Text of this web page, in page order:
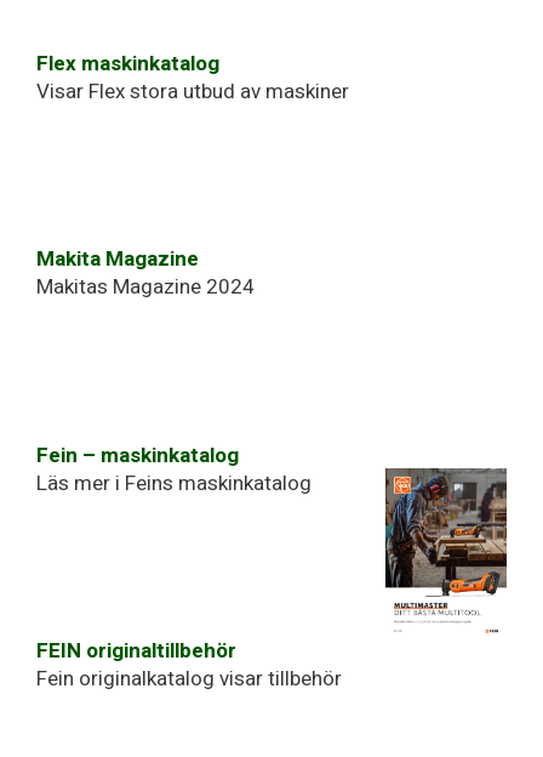
Flex maskinkatalog
Visar Flex stora utbud av maskiner
Makita Magazine
Makitas Magazine 2024
Fein – maskinkatalog
Läs mer i Feins maskinkatalog
FEIN originaltillbehör
Fein originalkatalog visar tillbehör